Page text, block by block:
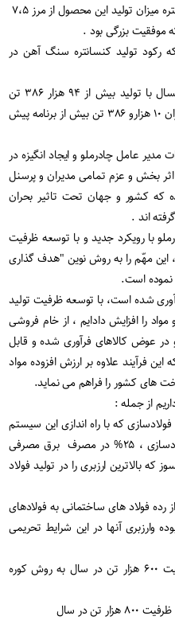
تولید ۱ میلیون و ۱۰۴ هزارو ۵۰۰ تن کنسانتره میزان تولید این محصول از مرز ۷،۵
رکود تولید کنسانتره سنگ آهن در
فولاد سازی چادرملو هم در آبان ماه امسال با تولید بیش از ۹۴ هزار ۳۸۶ تن
شمش فولادی رکورد شکنی کرد، این میزان ۱۰ هزارو ۳۸۶ تن بیش از برنامه پیش
عامل چادرملو و ایجاد انگیزه در
اثر بخش و عزم تمامی مدیران و پرسنل
کشور و جهان تحت تاثیر بحران
اند .
با رویکرد جدید و با توسعه ظرفیت
این مهّم را به روش نوین "هدف گذاری
است.
شده است، با توسعه ظرفیت تولید
را افزایش دادایم ، از خام فروشی
در عوض کالاهای فرآوری شده و قابل
فرآیند علاوه بر ارزش افزوده مواد
های کشور را فراهم می نماید.
از جمله :
تکمیل وراه اندازی سیستم Hot Charge فولادسازی که با راه اندازی این سیستم
علاوه بر افزایش ۳۰% ظرفیت تولید فولادسازی ، ۲۵% در مصرف برق مصرفی
که بالاترین ارزبری را در تولید فولاد
رده فولاد های ساختمانی به فولادهای
وارزبری آنها در این شرایط تحریمی
طرح تکمیل کارخانه فولاد سرمد با ظرفیت ۶۰۰ هزار تن در سال به روش کوره
در سال